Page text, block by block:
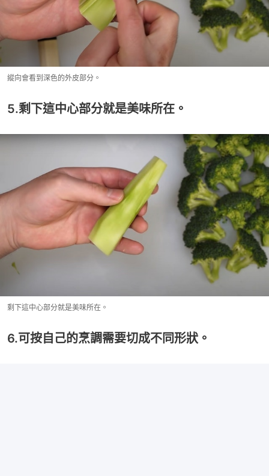
縱向會看到深色的外皮部分。
5.剩下這中心部分就是美味所在。
剩下這中心部分就是美味所在。
6.可按自己的烹調需要切成不同形狀。